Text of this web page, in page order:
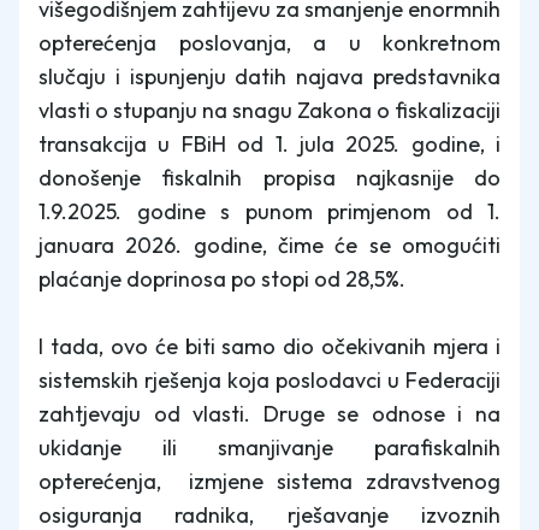
višegodišnjem zahtijevu za smanjenje enormnih
opterećenja poslovanja, a u konkretnom
slučaju i ispunjenju datih najava predstavnika
vlasti o stupanju na snagu Zakona o fiskalizaciji
transakcija u FBiH od 1. jula 2025. godine, i
donošenje fiskalnih propisa najkasnije do
1.9.2025. godine s punom primjenom od 1.
januara 2026. godine, čime će se omogućiti
plaćanje doprinosa po stopi od 28,5%.
I tada, ovo će biti samo dio očekivanih mjera i
sistemskih rješenja koja poslodavci u Federaciji
zahtjevaju od vlasti. Druge se odnose i na
ukidanje ili smanjivanje parafiskalnih
opterećenja, izmjene sistema zdravstvenog
osiguranja radnika, rješavanje izvoznih